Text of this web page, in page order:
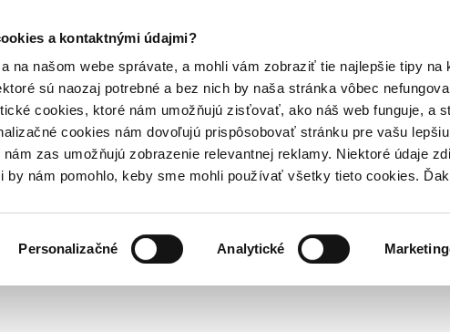
a kontaktnými údajmi?
na našom webe správate, a mohli vám zobraziť tie najlepšie tipy na
sú naozaj potrebné a bez nich by naša stránka vôbec
cookies, ktoré nám umožňujú zisťovať, ako náš web funguje, a
cookies nám dovoľujú prispôsobovať stránku pre vašu
zas umožňujú zobrazenie relevantnej reklamy. Niektoré údaje
by nám pomohlo, keby sme mohli používať všetky tieto cookies.
Personalizačné Analytické